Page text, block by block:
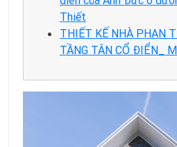
Thiết
THIẾT KẾ NHÀ PHAN
TẦNG TÂN CỔ ĐIỂN_